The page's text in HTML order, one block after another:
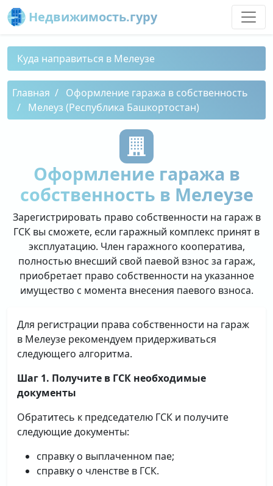
Недвижимость.гуру
Куда направиться в Мелеузе
Главная
Оформление гаража в собственность
Мелеуз (Республика Башкортостан)
Оформление гаража в
собственность в Мелеузе
Зарегистрировать право собственности на гараж в
ГСК вы сможете, если гаражный комплекс принят в
эксплуатацию. Член гаражного кооператива,
полностью внесший свой паевой взнос за гараж,
приобретает право собственности на указанное
имущество с момента внесения паевого взноса.
Для регистрации права собственности на гараж
в Мелеузе рекомендуем придерживаться
следующего алгоритма.
Шаг 1. Получите в ГСК необходимые
документы
Обратитесь к председателю ГСК и получите
следующие документы:
справку о выплаченном пае;
справку о членстве в ГСК.